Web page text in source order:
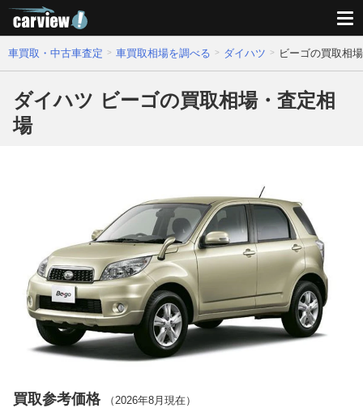
車買取・中古車査定 車買取相場を調べる ダイハツ ビーゴの買取相
ダイハツ ビーゴの買取相場・査定相
場
買取参考価格 （ 2026年8月 現在）